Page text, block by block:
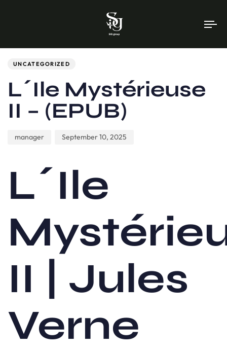
UNCATEGORIZED
L´Ile Mystérieuse
II – (EPUB)
manager September 10, 2025
L´Ile
II | Jules
Verne